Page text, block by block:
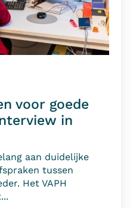
voor goede
in
aan duidelijke
tussen
Het VAPH